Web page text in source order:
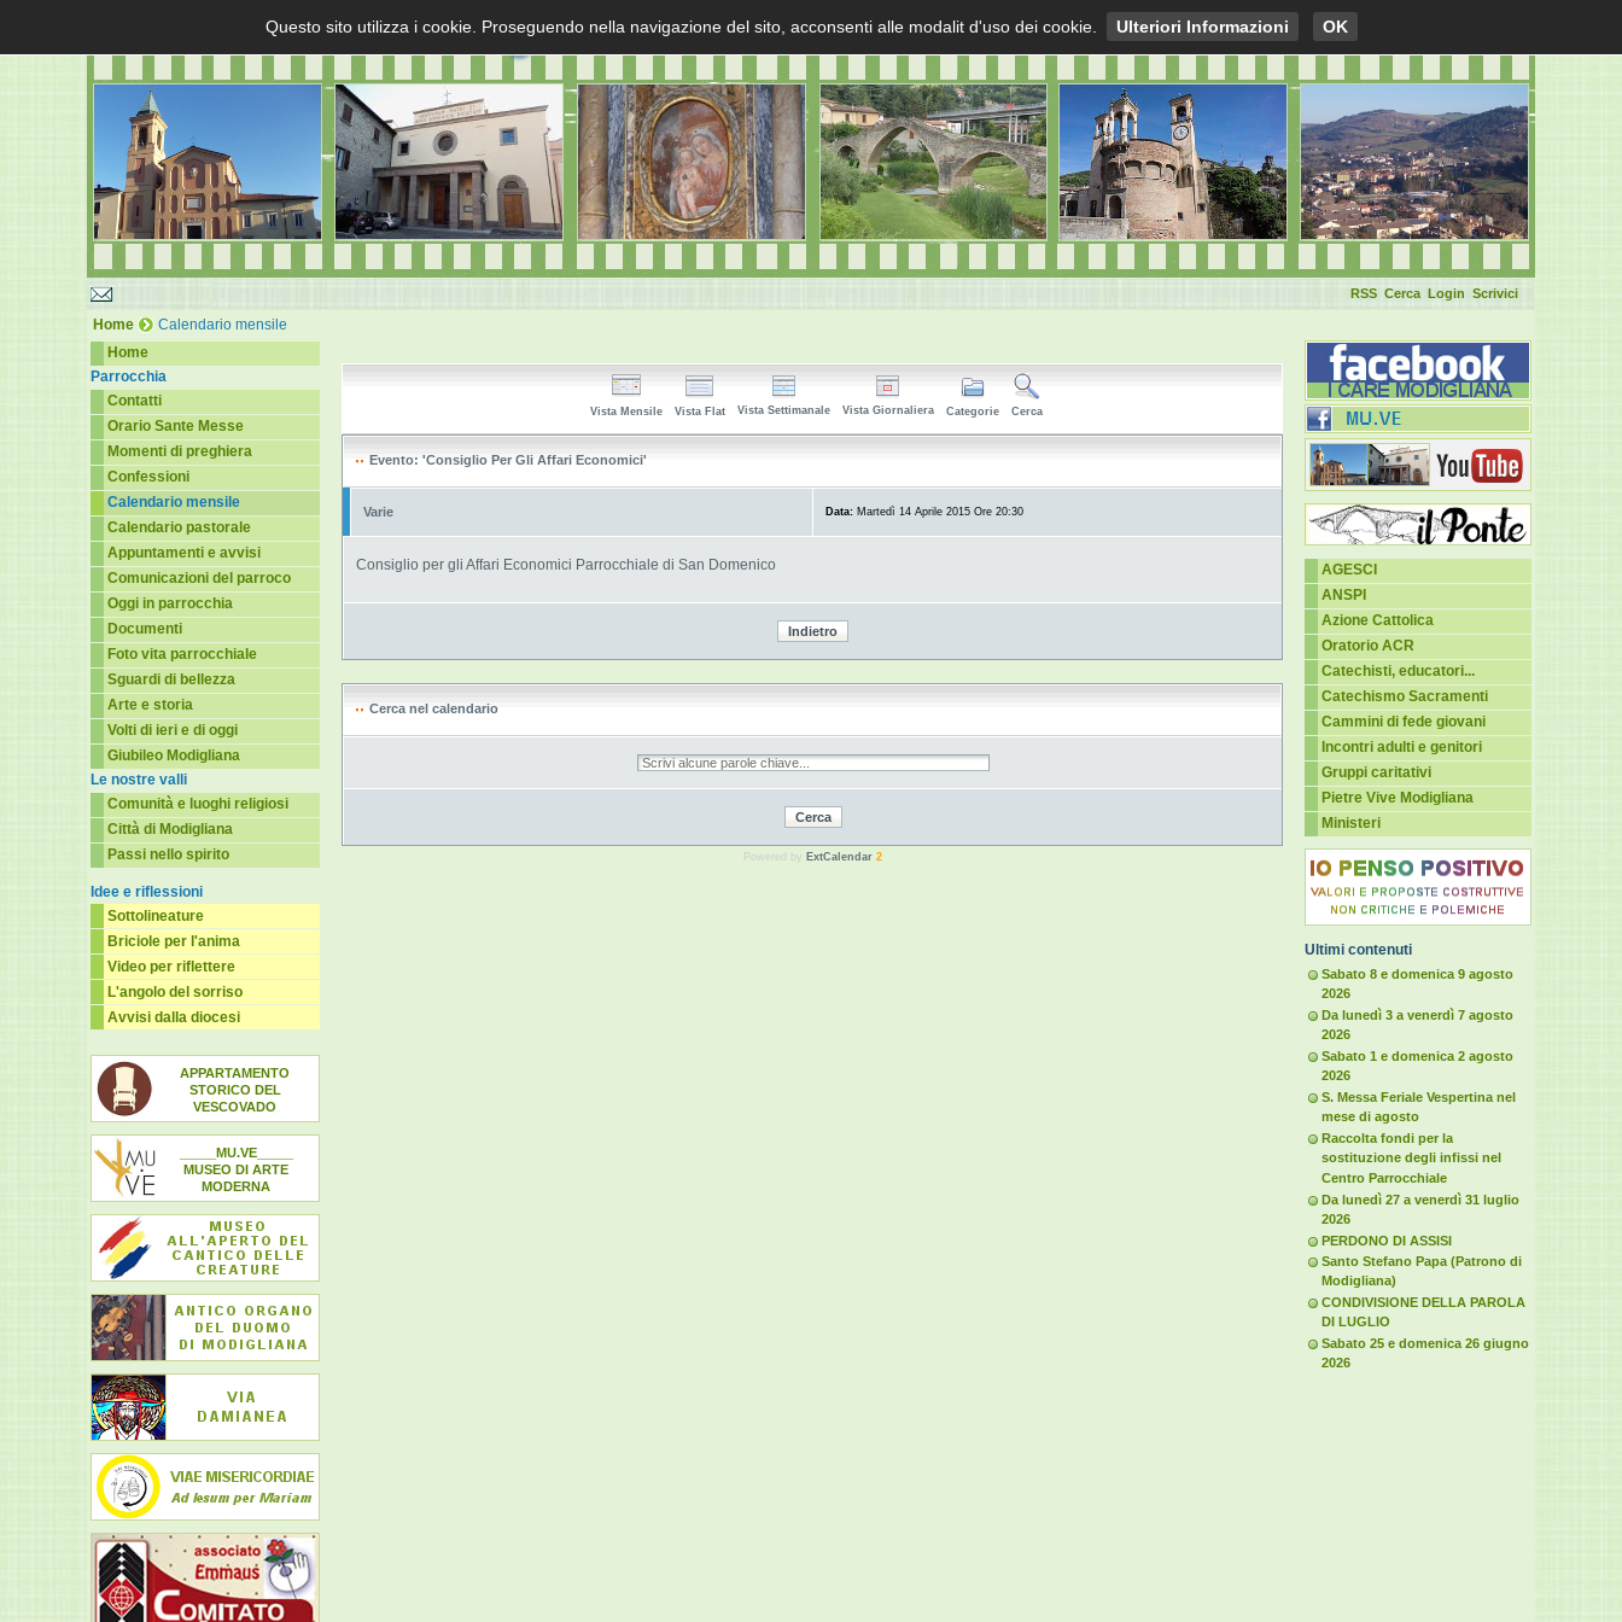
Scrivici
Login
Cerca
RSS
Home
Calendario mensile
Home
Parrocchia
Contatti
Orario Sante Messe
Momenti di preghiera
Confessioni
Calendario mensile
Calendario pastorale
Appuntamenti e avvisi
Comunicazioni del parroco
Oggi in parrocchia
Documenti
Foto vita parrocchiale
Sguardi di bellezza
Arte e storia
Volti di ieri e di oggi
Giubileo Modigliana
Le nostre valli
Comunità e luoghi religiosi
Città di Modigliana
Passi nello spirito
Idee e riflessioni
Sottolineature
Briciole per l'anima
Video per riflettere
L'angolo del sorriso
Avvisi dalla diocesi
APPARTAMENTO
STORICO DEL
VESCOVADO
_____MU.VE_____
MUSEO DI ARTE
MODERNA
Vista Mensile Vista Flat Vista Settimanale Vista Giornaliera Categorie Cerca
Evento: 'Consiglio Per Gli Affari Economici'
Varie Data: Martedì 14 Aprile 2015 Ore 20:30
Consiglio per gli Affari Economici Parrocchiale di San Domenico
Cerca nel calendario
Powered by ExtCalendar 2
AGESCI
ANSPI
Azione Cattolica
Oratorio ACR
Catechisti, educatori...
Catechismo Sacramenti
Cammini di fede giovani
Incontri adulti e genitori
Gruppi caritativi
Pietre Vive Modigliana
Ministeri
Ultimi contenuti
Sabato 8 e domenica 9 agosto
2026
Da lunedì 3 a venerdì 7 agosto
2026
Sabato 1 e domenica 2 agosto
2026
S. Messa Feriale Vespertina nel
mese di agosto
Raccolta fondi per la
sostituzione degli infissi nel
Centro Parrocchiale
Da lunedì 27 a venerdì 31 luglio
2026
PERDONO DI ASSISI
Santo Stefano Papa (Patrono di
Modigliana)
CONDIVISIONE DELLA PAROLA
DI LUGLIO
Sabato 25 e domenica 26 giugno
2026
Questo sito utilizza i cookie. Proseguendo nella navigazione del sito, acconsenti alle modalit d'uso dei cookie. Ulteriori Informazioni OK